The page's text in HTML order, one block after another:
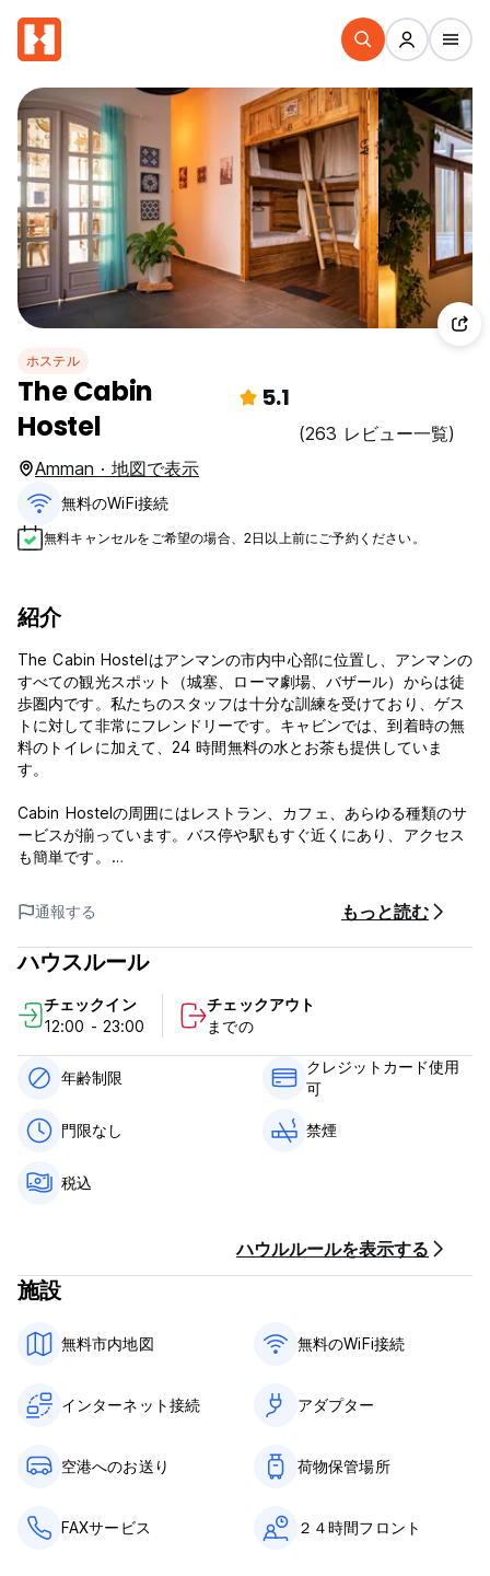
ホステル
The Cabin
Hostel
5.1
(263 レビュー一覧)
Amman · 地図で表示
無料のWiFi接続
無料キャンセルをご希望の場合、2日以上前にご予約ください。
紹介
The Cabin Hostelはアンマンの市内中心部に位置し、アンマンの
すべての観光スポット（城塞、ローマ劇場、バザール）からは徒
歩圏内です。私たちのスタッフは十分な訓練を受けており、ゲス
トに対して非常にフレンドリーです。キャビンでは、到着時の無
料のトイレに加えて、24 時間無料の水とお茶も提供していま
す。
Cabin Hostelの周囲にはレストラン、カフェ、あらゆる種類のサ
ービスが揃っています。バス停や駅もすぐ近くにあり、アクセス
も簡単です。
The Cabin Hostelでは、無料Wi-Fi、24時間対応のフロントデス
ク、エアコン完備の客室、コーヒーステーションを提供していま
す。素敵な環境と共用エリアがあり、敷地内には小さくて居心地
の良いテラスがあり、写真のコピーや書類の印刷は無料です。リ
ザ キャビン ホステルのポリシーと条件:
キャンセルポリシー: 到着の24時間前まで。
チェックインは12:00～23:00までとなります。
12:00前にチェックアウトしてください。
ださい。
一般的な：
税金が含まれています。
門限はありません。
禁煙。
(Auto-translated from original language)
通報する もっと読む
ハウスルール
チェックイン
12:00 - 23:00
チェックアウト
までの
年齢制限
クレジットカード使用
可
門限なし 禁煙
税込
ハウルルールを表示する
施設
無料市内地図 無料のWiFi接続
インターネット接続 アダプター
空港へのお送り 荷物保管場所
FAXサービス ２４時間フロント